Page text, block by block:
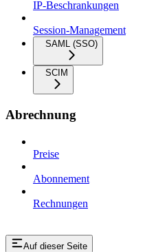
IP-Beschrankungen
Session-Management
SAML (SSO)
SCIM
Abrechnung
Preise
Abonnement
Rechnungen
Auf dieser Seite